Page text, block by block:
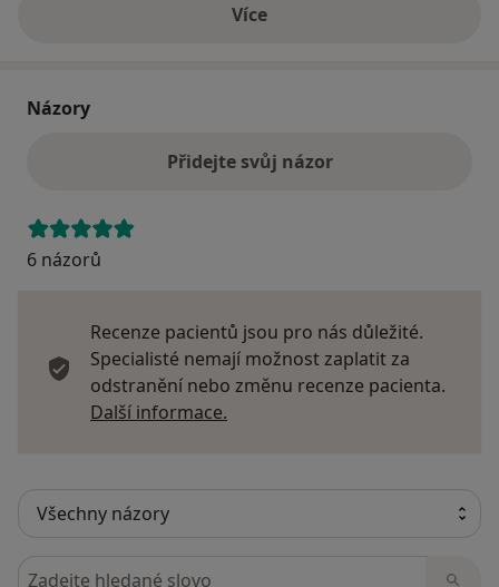
Víceo adrese
Názory
Přidejte svůj názor
6 názorů
Recenze pacientů jsou pro nás důležité.
Specialisté nemají možnost zaplatit za
odstranění nebo změnu recenze pacienta.
Další informace.
Hledejte v názorech